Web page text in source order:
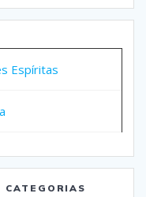
Espíritas
CATEGORIAS